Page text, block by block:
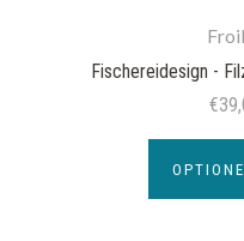
Fischereidesign -